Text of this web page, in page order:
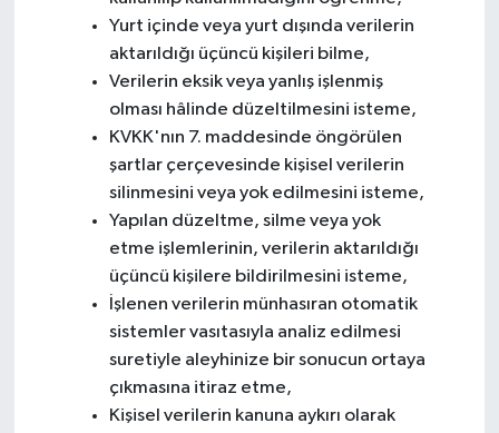
Yurt içinde veya yurt dışında verilerin
aktarıldığı üçüncü kişileri bilme,
Verilerin eksik veya yanlış işlenmiş
olması hâlinde düzeltilmesini isteme,
KVKK'nın 7. maddesinde öngörülen
şartlar çerçevesinde kişisel verilerin
silinmesini veya yok edilmesini isteme,
Yapılan düzeltme, silme veya yok
etme işlemlerinin, verilerin aktarıldığı
üçüncü kişilere bildirilmesini isteme,
İşlenen verilerin münhasıran otomatik
sistemler vasıtasıyla analiz edilmesi
suretiyle aleyhinize bir sonucun ortaya
çıkmasına itiraz etme,
Kişisel verilerin kanuna aykırı olarak